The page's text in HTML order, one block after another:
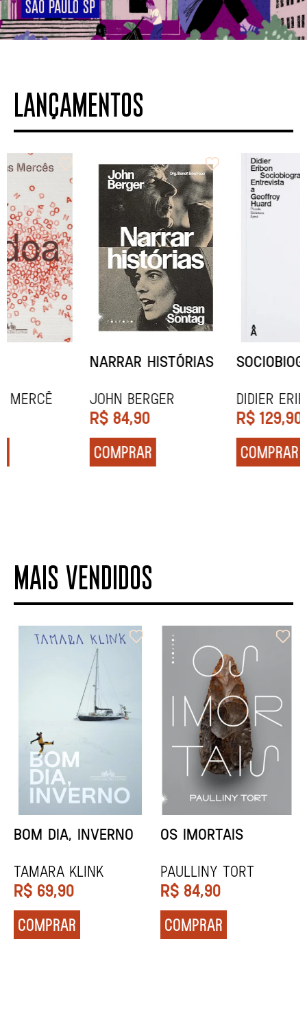
LANÇAMENTOS
NARRAR HISTÓRIAS
John Berger
SOCIOBIOGRAFIA
Didier Eribon
MAIS VENDIDOS
ORIXÁS
REGINALDO PRANDI
R$ 79,90
COMPRAR
ORAÇÃO PARA
Socorro Acioli
R$ 74,90
COMPRAR